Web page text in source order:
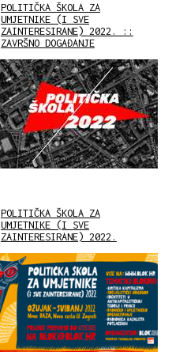
POLITIČKA ŠKOLA ZA
UMJETNIKE (I SVE
ZAINTERESIRANE) 2022. ::
ZAVRŠNO DOGAĐANJE
POLITIČKA ŠKOLA ZA
UMJETNIKE (I SVE
ZAINTERESIRANE) 2022.